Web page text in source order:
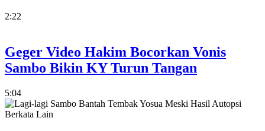
2:22
Geger Video Hakim Bocorkan Vonis
Sambo Bikin KY Turun Tangan
5:04